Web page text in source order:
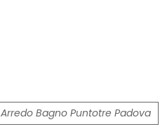
Arredo Bagno Puntotre Padova